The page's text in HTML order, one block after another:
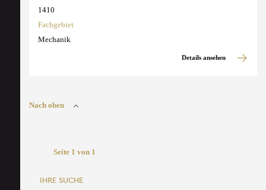
1410
Fachgebiet
Mechanik
Details ansehen
Nach oben
Seite 1 von 1
IHRE SUCHE